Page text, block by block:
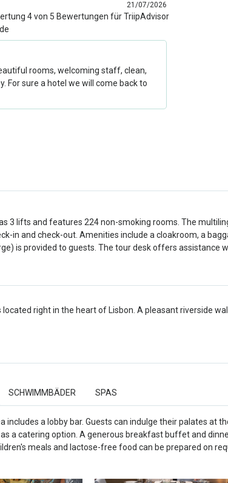
21/07/2026
rooms, welcoming staff, clean,
For sure a hotel we will come back to
3 lifts and features 224 non-smoking rooms. The
in and check-out. Amenities include a cloakroom, a
is provided to guests. The tour desk offers assistance
located right in the heart of Lisbon. A pleasant riverside
SCHWIMMBÄDER SPAS
includes a lobby bar. Guests can indulge their palates at
a catering option. A generous breakfast buffet and
meals and lactose-free food can be prepared on